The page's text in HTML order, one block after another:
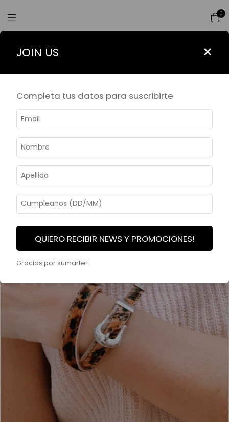
0
Filtrar
Inicio > BIJOUX > BRAZALETES & PULSERAS
BRAZALETES &
PULSERAS
JOIN US ×
Completa tus datos para suscribirte
QUIERO RECIBIR NEWS Y PROMOCIONES!
Gracias por sumarte!